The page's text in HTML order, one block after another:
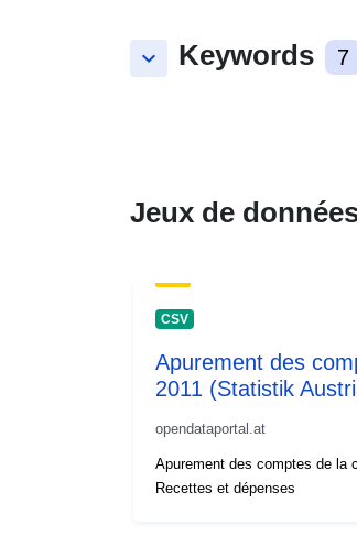
keyboard_arrow_down Keywords 7
Jeux de
CSV
Apurement des
2011 (Statistik
opendataportal.at
Apurement des comptes de la
Recettes et dépenses